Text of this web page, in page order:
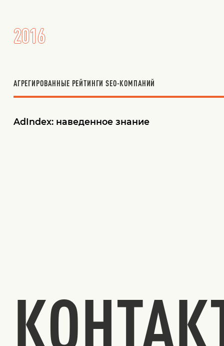
2016
АГРЕГИРОВАННЫЕ РЕЙТИНГИ SEO-КОМПАНИЙ
AdIndex: наведенное знание